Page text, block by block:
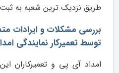
طریق نزدیک ترین شعبه به ثبت
بررسی مشکلات و ایرادات
توسط تعمیرکار نمایندگی
امداد آی پی و تعمیرکاران